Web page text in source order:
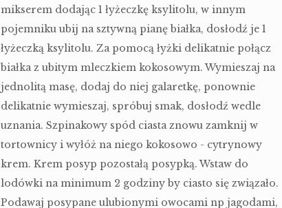
mikserem dodając 1 łyżeczkę ksylitolu, w innym
pojemniku ubij na sztywną pianę białka, dosłodź je 1
łyżeczką ksylitolu. Za pomocą łyżki delikatnie połącz
białka z ubitym mleczkiem kokosowym. Wymieszaj na
jednolitą masę, dodaj do niej galaretkę, ponownie
delikatnie wymieszaj, spróbuj smak, dosłodź wedle
uznania. Szpinakowy spód ciasta znowu zamknij w
tortownicy i wyłóż na niego kokosowo - cytrynowy
krem. Krem posyp pozostałą posypką. Wstaw do
lodówki na minimum 2 godziny by ciasto się związało.
Podawaj posypane ulubionymi owocami np jagodami,